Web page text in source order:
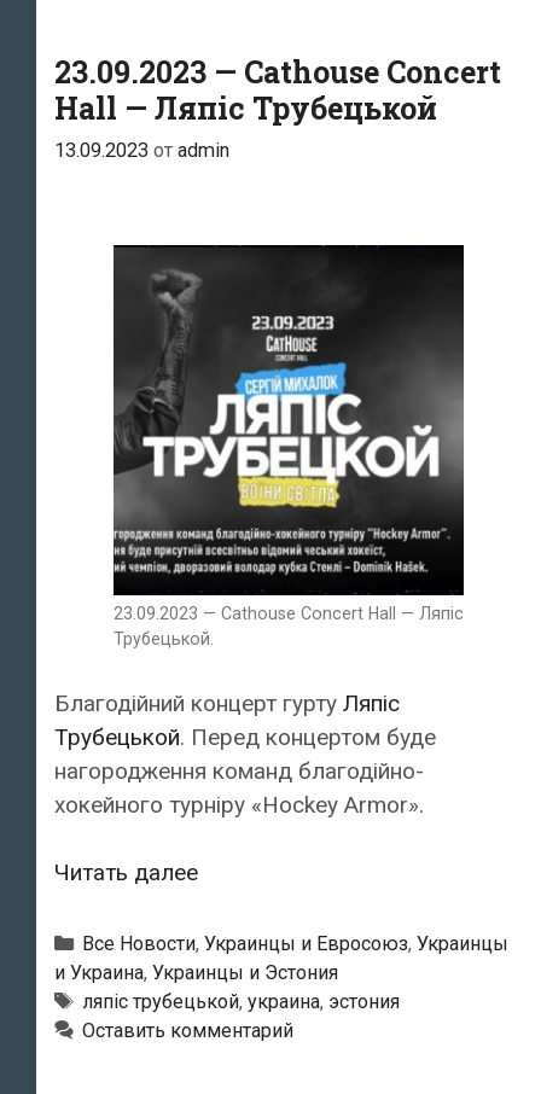
23.09.2023 — Cathouse Concert
Hall — Ляпіс Трубецькой
13.09.2023 от admin
23.09.2023 — Cathouse Concert Hall — Ляпіс
Трубецькой.
Благодійний концерт гурту Ляпіс
Трубецькой. Перед концертом буде
нагородження команд благодійно-
хокейного турніру «Hockey Armor».
Читать далее23.09.2023
Cathouse
Concert
Hall
—
Рубрики
Все Новости, Украинцы и Евросоюз, Украинцы
и Украина, Украинцы и Эстония
Метки
ляпіс трубецькой, украина, эстония
Оставить комментарий